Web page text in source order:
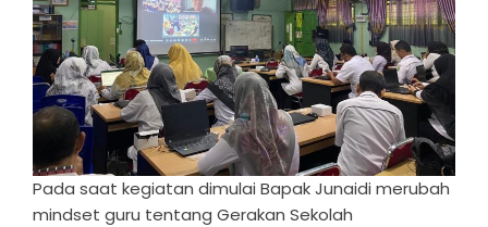
Pada saat kegiatan dimulai Bapak Junaidi merubah
mindset guru tentang Gerakan Sekolah